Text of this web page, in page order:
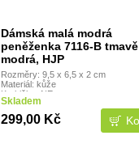
Dámská malá modrá
peněženka 7116-B tmavě
modrá, HJP
Rozměry: 9,5 x 6,5 x 2 cm
Materiál: kůže
Krabička: NE
Skladem
299,00 Kč